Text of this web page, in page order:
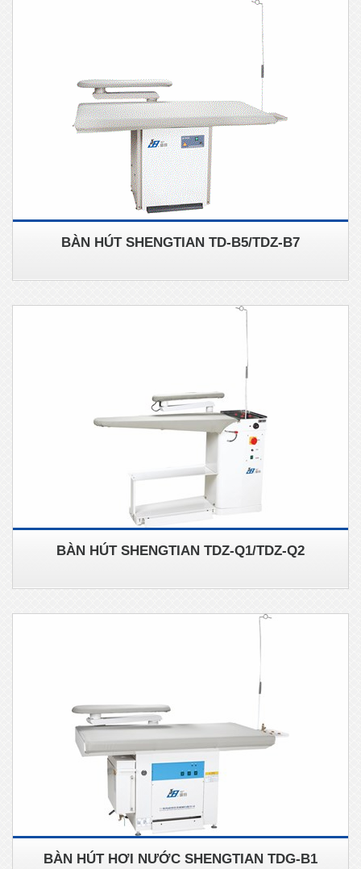
BÀN HÚT SHENGTIAN TD-B5/TDZ-B7
BÀN HÚT SHENGTIAN TDZ-Q1/TDZ-Q2
BÀN HÚT HƠI NƯỚC SHENGTIAN TDG-B1